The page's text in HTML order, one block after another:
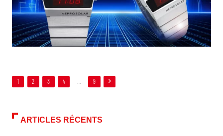
1 2 3 4 … 9
ARTICLES RÉCENTS